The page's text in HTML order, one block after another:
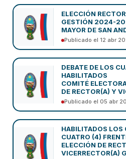
ELECCIÓN
GESTIÓN 2024-
MAYOR DE SAN
Publicado el 12 abr
DEBATE DE LOS
HABILITADOS
COMITÉ
DE RECTOR(A) Y
Publicado el 05 abr
HABILITADOS LOS
CUATRO (4)
ELECCIÓN DE
VICERRECTOR(A)